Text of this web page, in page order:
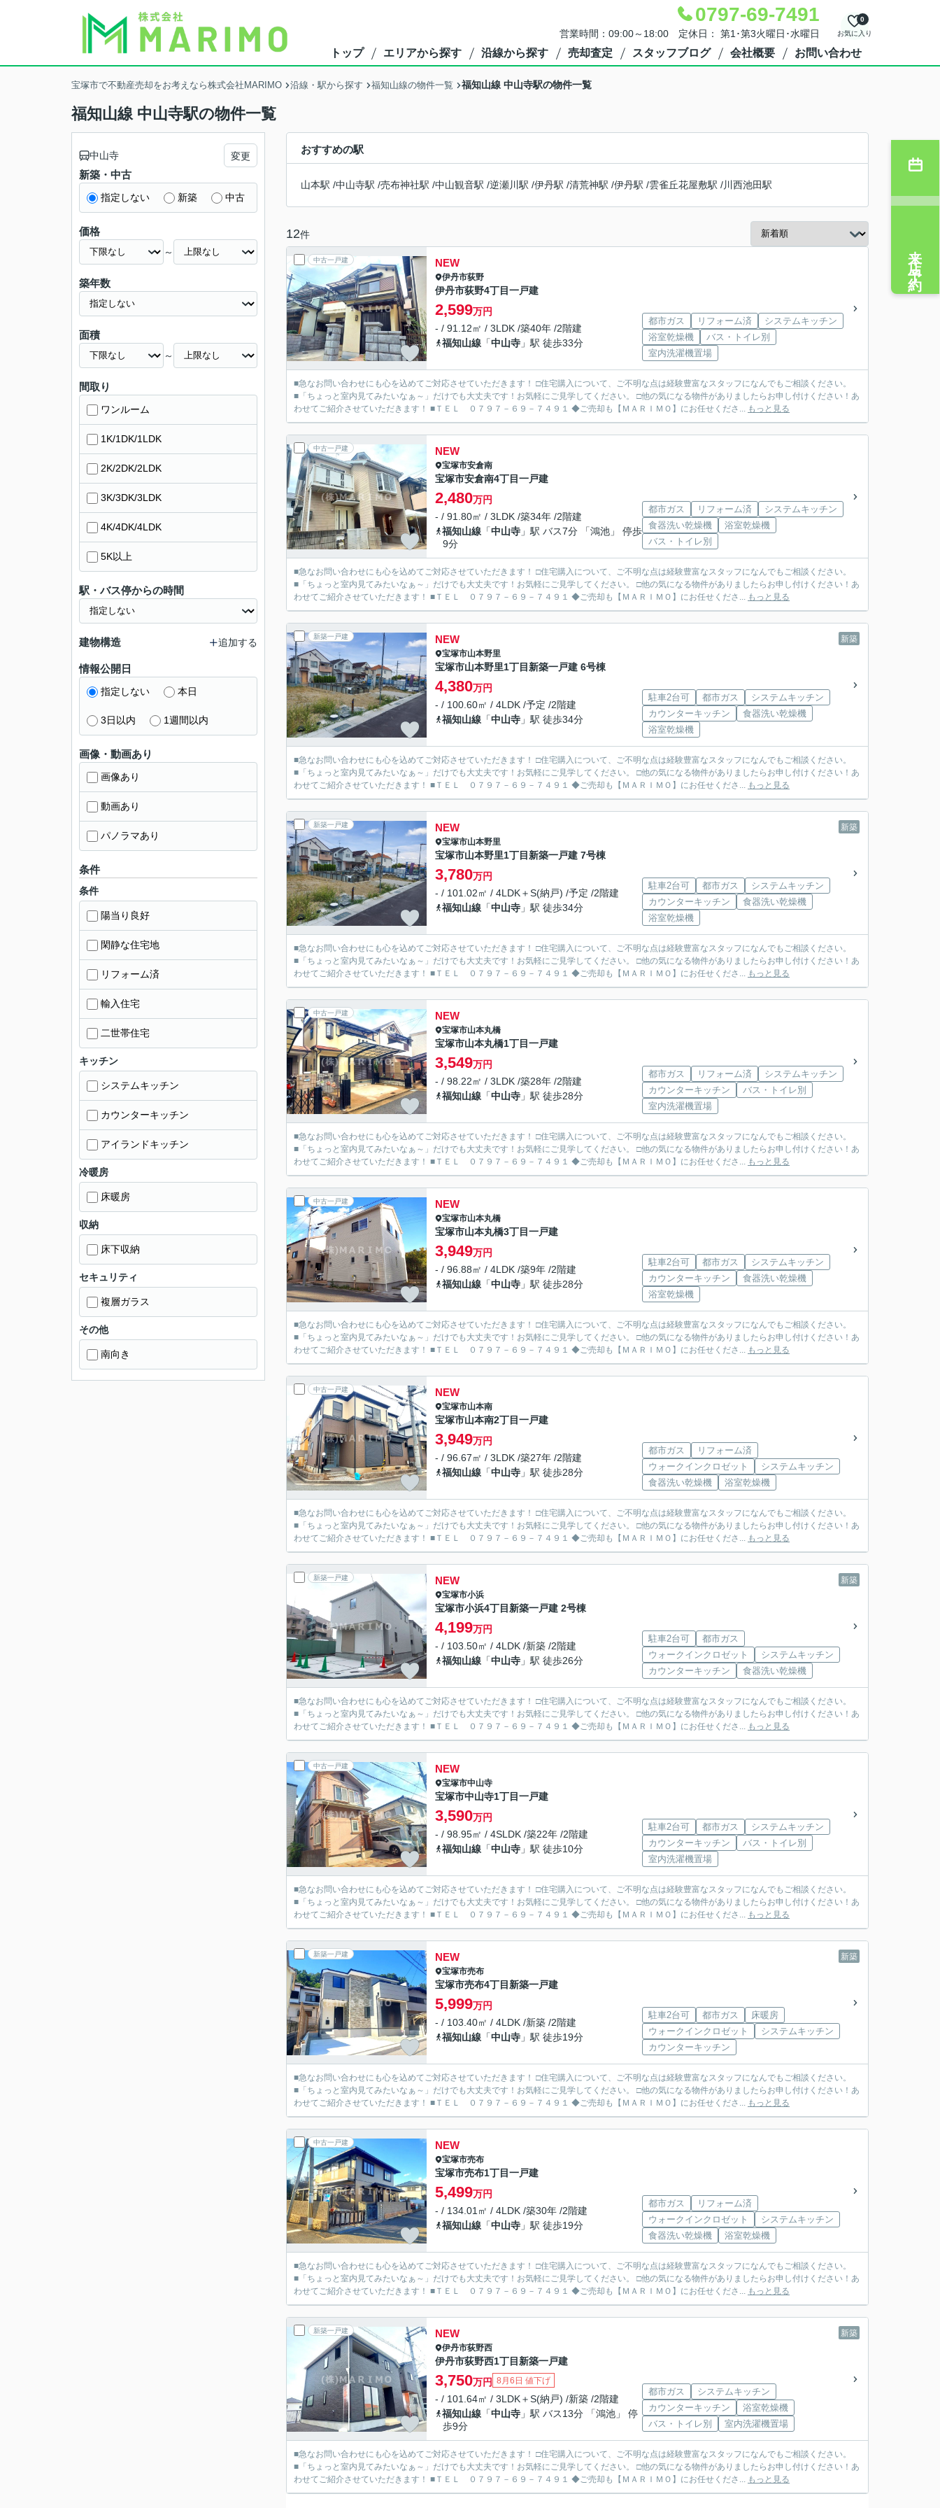
0797-69-7491
営業時間：09:00～18:00 定休日： 第1･第3火曜日･水曜日 お気に入り
0
トップ エリアから探す 沿線から探す 売却査定 スタッフブログ 会社概要 お問い合わせ
宝塚市で不動産売却をお考えなら株式会社MARIMO 沿線・駅から探す 福知山線の物件一覧 福知山線 中山寺駅の物件一覧
福知山線 中山寺駅の物件一覧
おすすめの駅
山本駅 /中山寺駅 /売布神社駅 /中山観音駅 /逆瀬川駅 /伊丹駅 /清荒神駅 /伊丹駅 /雲雀丘花屋敷駅 /川西池田駅
12件
中古一戸建 NEW
伊丹市荻野
伊丹市荻野4丁目一戸建
2,599万円
- / 91.12㎡ / 3LDK /築40年 /2階建
福知山線 「中山寺 」駅 徒歩33分
都市ガス リフォーム済
システムキッチン
浴室乾燥機
バス・トイレ別
室内洗濯機置場
■急なお問い合わせにも心を込めてご対応させていただきます！ □住宅購入について、ご不明な点は経験豊富なスタッフになんでもご相談ください。
■「ちょっと室内見てみたいなぁ～」だけでも大丈夫です！お気軽にご見学してください。 □他の気になる物件がありましたらお申し付けください！あ
わせてご紹介させていただきます！ ■ＴＥＬ ０７９７－６９－７４９１ ◆ご売却も【ＭＡＲＩＭＯ】にお任せくださ... もっと見る
中古一戸建 NEW
宝塚市安倉南
宝塚市安倉南4丁目一戸建
2,480万円
- / 91.80㎡ / 3LDK /築34年 /2階建
福知山線 「中山寺 」駅 バス7分 「鴻池」 停歩
9分
都市ガス リフォーム済
システムキッチン
食器洗い乾燥機
浴室乾燥機
バス・トイレ別
■急なお問い合わせにも心を込めてご対応させていただきます！ □住宅購入について、ご不明な点は経験豊富なスタッフになんでもご相談ください。
■「ちょっと室内見てみたいなぁ～」だけでも大丈夫です！お気軽にご見学してください。 □他の気になる物件がありましたらお申し付けください！あ
わせてご紹介させていただきます！ ■ＴＥＬ ０７９７－６９－７４９１ ◆ご売却も【ＭＡＲＩＭＯ】にお任せくださ... もっと見る
新築一戸建 新築
NEW
宝塚市山本野里
宝塚市山本野里1丁目新築一戸建 6号棟
4,380万円
- / 100.60㎡ / 4LDK /予定 /2階建
福知山線 「中山寺 」駅 徒歩34分
駐車2台可 都市ガス
システムキッチン
カウンターキッチン
食器洗い乾燥機
浴室乾燥機
■急なお問い合わせにも心を込めてご対応させていただきます！ □住宅購入について、ご不明な点は経験豊富なスタッフになんでもご相談ください。
■「ちょっと室内見てみたいなぁ～」だけでも大丈夫です！お気軽にご見学してください。 □他の気になる物件がありましたらお申し付けください！あ
わせてご紹介させていただきます！ ■ＴＥＬ ０７９７－６９－７４９１ ◆ご売却も【ＭＡＲＩＭＯ】にお任せくださ... もっと見る
新築一戸建 新築
NEW
宝塚市山本野里
宝塚市山本野里1丁目新築一戸建 7号棟
3,780万円
- / 101.02㎡ / 4LDK＋S(納戸) /予定 /2階建
福知山線 「中山寺 」駅 徒歩34分
駐車2台可 都市ガス
システムキッチン
カウンターキッチン
食器洗い乾燥機
浴室乾燥機
■急なお問い合わせにも心を込めてご対応させていただきます！ □住宅購入について、ご不明な点は経験豊富なスタッフになんでもご相談ください。
■「ちょっと室内見てみたいなぁ～」だけでも大丈夫です！お気軽にご見学してください。 □他の気になる物件がありましたらお申し付けください！あ
わせてご紹介させていただきます！ ■ＴＥＬ ０７９７－６９－７４９１ ◆ご売却も【ＭＡＲＩＭＯ】にお任せくださ... もっと見る
中古一戸建 NEW
宝塚市山本丸橋
宝塚市山本丸橋1丁目一戸建
3,549万円
- / 98.22㎡ / 3LDK /築28年 /2階建
福知山線 「中山寺 」駅 徒歩28分
都市ガス リフォーム済
システムキッチン
カウンターキッチン
バス・トイレ別
室内洗濯機置場
■急なお問い合わせにも心を込めてご対応させていただきます！ □住宅購入について、ご不明な点は経験豊富なスタッフになんでもご相談ください。
■「ちょっと室内見てみたいなぁ～」だけでも大丈夫です！お気軽にご見学してください。 □他の気になる物件がありましたらお申し付けください！あ
わせてご紹介させていただきます！ ■ＴＥＬ ０７９７－６９－７４９１ ◆ご売却も【ＭＡＲＩＭＯ】にお任せくださ... もっと見る
中古一戸建 NEW
宝塚市山本丸橋
宝塚市山本丸橋3丁目一戸建
3,949万円
- / 96.88㎡ / 4LDK /築9年 /2階建
福知山線 「中山寺 」駅 徒歩28分
駐車2台可 都市ガス
システムキッチン
カウンターキッチン
食器洗い乾燥機
浴室乾燥機
■急なお問い合わせにも心を込めてご対応させていただきます！ □住宅購入について、ご不明な点は経験豊富なスタッフになんでもご相談ください。
■「ちょっと室内見てみたいなぁ～」だけでも大丈夫です！お気軽にご見学してください。 □他の気になる物件がありましたらお申し付けください！あ
わせてご紹介させていただきます！ ■ＴＥＬ ０７９７－６９－７４９１ ◆ご売却も【ＭＡＲＩＭＯ】にお任せくださ... もっと見る
中古一戸建 NEW
宝塚市山本南
宝塚市山本南2丁目一戸建
3,949万円
- / 96.67㎡ / 3LDK /築27年 /2階建
福知山線 「中山寺 」駅 徒歩28分
都市ガス
リフォーム済
ウォークインクロゼット
システムキッチン
食器洗い乾燥機
浴室乾燥機
■急なお問い合わせにも心を込めてご対応させていただきます！ □住宅購入について、ご不明な点は経験豊富なスタッフになんでもご相談ください。
■「ちょっと室内見てみたいなぁ～」だけでも大丈夫です！お気軽にご見学してください。 □他の気になる物件がありましたらお申し付けください！あ
わせてご紹介させていただきます！ ■ＴＥＬ ０７９７－６９－７４９１ ◆ご売却も【ＭＡＲＩＭＯ】にお任せくださ... もっと見る
新築一戸建 新築
NEW
宝塚市小浜
宝塚市小浜4丁目新築一戸建 2号棟
4,199万円
- / 103.50㎡ / 4LDK /新築 /2階建
福知山線 「中山寺 」駅 徒歩26分
駐車2台可
都市ガス
ウォークインクロゼット
システムキッチン
カウンターキッチン
食器洗い乾燥機
■急なお問い合わせにも心を込めてご対応させていただきます！ □住宅購入について、ご不明な点は経験豊富なスタッフになんでもご相談ください。
■「ちょっと室内見てみたいなぁ～」だけでも大丈夫です！お気軽にご見学してください。 □他の気になる物件がありましたらお申し付けください！あ
わせてご紹介させていただきます！ ■ＴＥＬ ０７９７－６９－７４９１ ◆ご売却も【ＭＡＲＩＭＯ】にお任せくださ... もっと見る
中古一戸建 NEW
宝塚市中山寺
宝塚市中山寺1丁目一戸建
3,590万円
- / 98.95㎡ / 4SLDK /築22年 /2階建
福知山線 「中山寺 」駅 徒歩10分
駐車2台可 都市ガス
システムキッチン
カウンターキッチン
バス・トイレ別
室内洗濯機置場
■急なお問い合わせにも心を込めてご対応させていただきます！ □住宅購入について、ご不明な点は経験豊富なスタッフになんでもご相談ください。
■「ちょっと室内見てみたいなぁ～」だけでも大丈夫です！お気軽にご見学してください。 □他の気になる物件がありましたらお申し付けください！あ
わせてご紹介させていただきます！ ■ＴＥＬ ０７９７－６９－７４９１ ◆ご売却も【ＭＡＲＩＭＯ】にお任せくださ... もっと見る
新築一戸建 新築
NEW
宝塚市売布
宝塚市売布4丁目新築一戸建
5,999万円
- / 103.40㎡ / 4LDK /新築 /2階建
福知山線 「中山寺 」駅 徒歩19分
駐車2台可 都市ガス
床暖房
ウォークインクロゼット
システムキッチン
カウンターキッチン
■急なお問い合わせにも心を込めてご対応させていただきます！ □住宅購入について、ご不明な点は経験豊富なスタッフになんでもご相談ください。
■「ちょっと室内見てみたいなぁ～」だけでも大丈夫です！お気軽にご見学してください。 □他の気になる物件がありましたらお申し付けください！あ
わせてご紹介させていただきます！ ■ＴＥＬ ０７９７－６９－７４９１ ◆ご売却も【ＭＡＲＩＭＯ】にお任せくださ... もっと見る
中古一戸建 NEW
宝塚市売布
宝塚市売布1丁目一戸建
5,499万円
- / 134.01㎡ / 4LDK /築30年 /2階建
福知山線 「中山寺 」駅 徒歩19分
都市ガス
リフォーム済
ウォークインクロゼット
システムキッチン
食器洗い乾燥機
浴室乾燥機
■急なお問い合わせにも心を込めてご対応させていただきます！ □住宅購入について、ご不明な点は経験豊富なスタッフになんでもご相談ください。
■「ちょっと室内見てみたいなぁ～」だけでも大丈夫です！お気軽にご見学してください。 □他の気になる物件がありましたらお申し付けください！あ
わせてご紹介させていただきます！ ■ＴＥＬ ０７９７－６９－７４９１ ◆ご売却も【ＭＡＲＩＭＯ】にお任せくださ... もっと見る
新築一戸建 新築
NEW
伊丹市荻野西
伊丹市荻野西1丁目新築一戸建
3,750万円 8月6日 値下げ
- / 101.64㎡ / 3LDK＋S(納戸) /新築 /2階建
福知山線 「中山寺 」駅 バス13分 「鴻池」 停
歩9分
都市ガス
システムキッチン
カウンターキッチン
浴室乾燥機
バス・トイレ別
室内洗濯機置場
■急なお問い合わせにも心を込めてご対応させていただきます！ □住宅購入について、ご不明な点は経験豊富なスタッフになんでもご相談ください。
■「ちょっと室内見てみたいなぁ～」だけでも大丈夫です！お気軽にご見学してください。 □他の気になる物件がありましたらお申し付けください！あ
わせてご紹介させていただきます！ ■ＴＥＬ ０７９７－６９－７４９１ ◆ご売却も【ＭＡＲＩＭＯ】にお任せくださ... もっと見る
中山寺 変更
新築・中古
指定しない 新築 中古
価格
～
築年数
面積
～
間取り
ワンルーム
1K/1DK/1LDK
2K/2DK/2LDK
3K/3DK/3LDK
4K/4DK/4LDK
5K以上
駅・バス停からの時間
建物構造 追加する
情報公開日
指定しない 本日
3日以内 1週間以内
画像・動画あり
画像あり
動画あり
パノラマあり
条件
条件
陽当り良好
閑静な住宅地
リフォーム済
輸入住宅
二世帯住宅
キッチン
システムキッチン
カウンターキッチン
アイランドキッチン
冷暖房
床暖房
収納
床下収納
セキュリティ
複層ガラス
その他
南向き
来店予約